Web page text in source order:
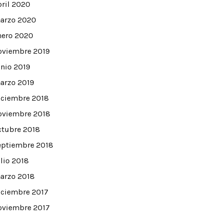
2020
2020
2020
2019
2019
2019
2018
2018
2018
2018
2018
2018
2017
2017